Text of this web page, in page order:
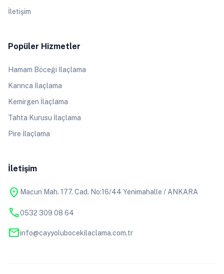
İletişim
Popüler Hizmetler
Hamam Böceği İlaçlama
Karınca İlaçlama
Kemirgen İlaçlama
Tahta Kurusu İlaçlama
Pire İlaçlama
İletişim
location_on Macun Mah. 177. Cad. No:16/44 Yenimahalle / ANKARA
phone0532 309 08 64
mailinfo@cayyolubocekilaclama.com.tr